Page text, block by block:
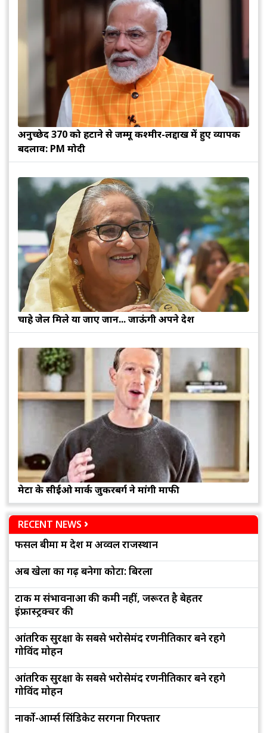
अनुच्छेद 370 को हटाने से जम्मू कश्मीर-लद्दाख में हुए व्यापक
बदलाव: PM मोदी
चाहे जेल मिले या जाए जान... जाऊंगी अपने देश
मेटा के सीईओ मार्क जुकरबर्ग ने मांगी माफी
RECENT NEWS
फसल बीमा में देश में अव्वल राजस्थान
अब खेलों का गढ़ बनेगा कोटा: बिरला
टोंक में संभावनाओं की कमी नहीं, जरूरत है बेहतर
इंफ्रास्ट्रक्चर की
आंतरिक सुरक्षा के सबसे भरोसेमंद रणनीतिकार बने रहेंगे
गोविंद मोहन
आंतरिक सुरक्षा के सबसे भरोसेमंद रणनीतिकार बने रहेंगे
गोविंद मोहन
नार्को-आर्म्स सिंडिकेट सरगना गिरफ्तार